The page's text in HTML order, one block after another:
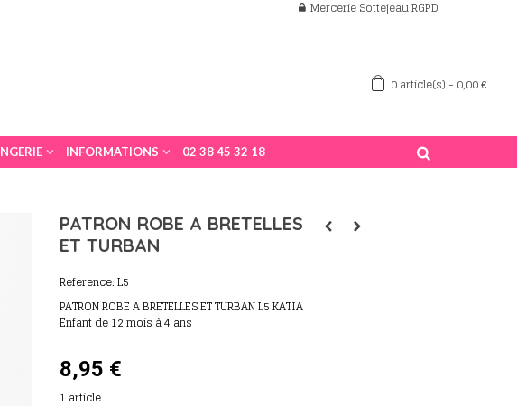
Mercerie Sottejeau RGPD
0article(s) - 0,00 €
INFORMATIONS 02 38 45 32 18
PATRON ROBE A BRETELLES
ET TURBAN
Reference:L5
PATRON ROBE A BRETELLES ET TURBAN L5 KATIA
Enfant de 12 mois à 4 ans
8,95 €
1 article